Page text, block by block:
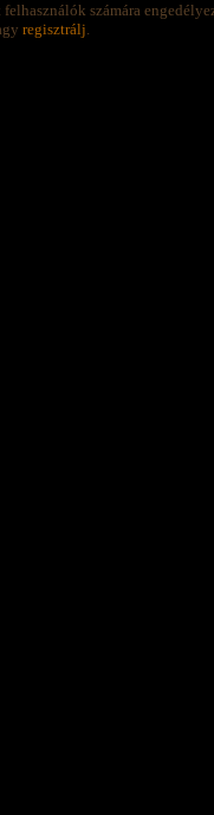
számára
regisztrálj.